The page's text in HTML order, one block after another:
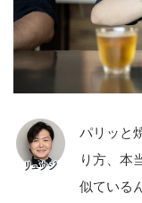
パリッと
り方、本
似ている